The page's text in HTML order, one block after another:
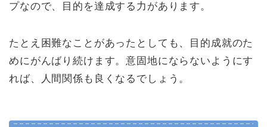
プなので、目的を達成する力があります。
たとえ困難なことがあったとしても、目的成就のた
めにがんばり続けます。意固地にならないようにす
れば、人間関係も良くなるでしょう。